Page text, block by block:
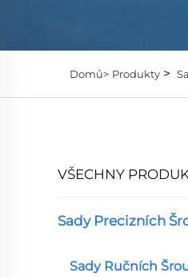
Domů> Produkty >
VŠECHNY
Sady Precizních
Sady Ručních